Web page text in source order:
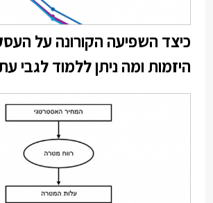
כיצד השפיעה הקורונה על
היזמות ומה ניתן ללמוד לגבי